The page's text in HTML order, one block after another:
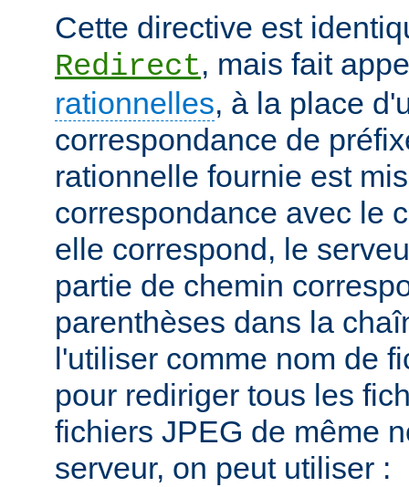
Cette directive est
Redirect, mais fait
rationnelles, à la place
correspondance de
rationnelle fournie est
correspondance avec le
elle correspond, le
partie de chemin
parenthèses dans la
l'utiliser comme nom de
pour rediriger tous les
fichiers JPEG de même
serveur, on peut utiliser :